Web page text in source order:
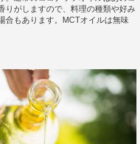
りがしますので、料理の種類や好み
合もあります。MCTオイルは無味